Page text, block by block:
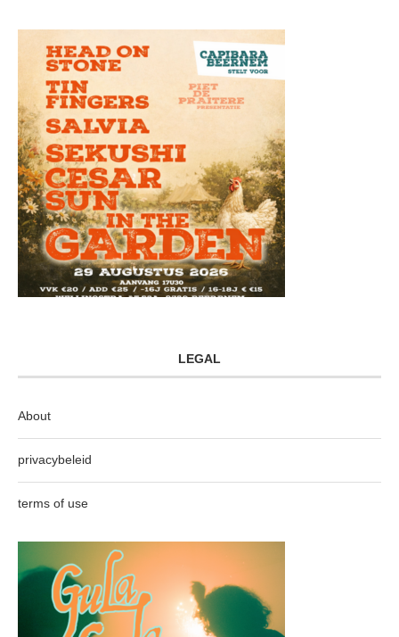
LEGAL
About
privacybeleid
terms of use